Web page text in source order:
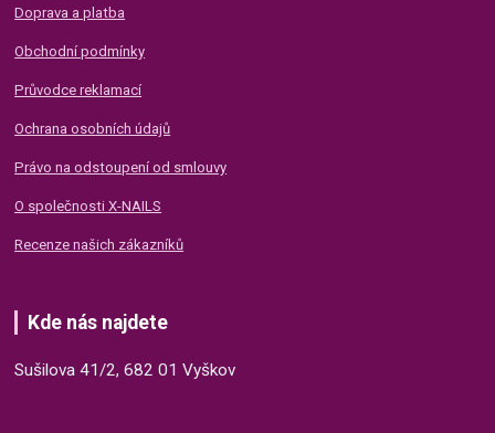
Doprava a platba
Obchodní podmínky
Průvodce reklamací
Ochrana osobních údajů
Právo na odstoupení od smlouvy
O společnosti X-NAILS
Recenze našich zákazníků
Kde nás najdete
Sušilova 41/2, 682 01 Vyškov